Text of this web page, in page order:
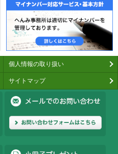
個人情報の取り扱い
サイトマップ